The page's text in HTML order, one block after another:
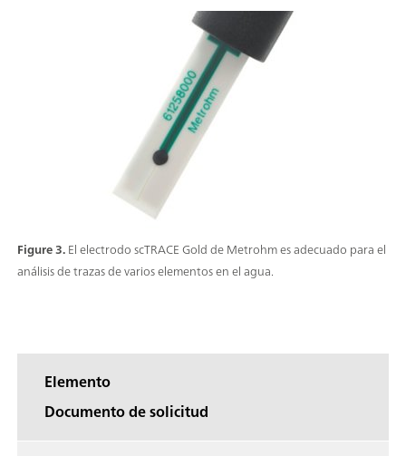
Figure 3.El electrodo scTRACE Gold de Metrohm es adecuado para el
análisis de trazas de varios elementos en el agua.
Elemento
Documento de solicitud